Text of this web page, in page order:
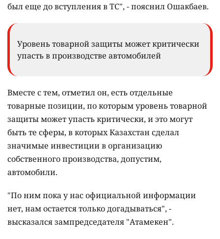
был еще до вступления в ТС", - пояснил Ошакбаев.
Уровень товарной защиты может критически
упасть в производстве автомобилей
Вместе с тем, отметил он, есть отдельные
товарные позиции, по которым уровень товарной
защиты может упасть критически, и это могут
быть те сферы, в которых Казахстан сделал
значимые инвестиции в организацию
собственного производства, допустим,
автомобили.
"По ним пока у нас официальной информации
нет, нам остается только догадываться", -
высказался зампредседателя "Атамекен".